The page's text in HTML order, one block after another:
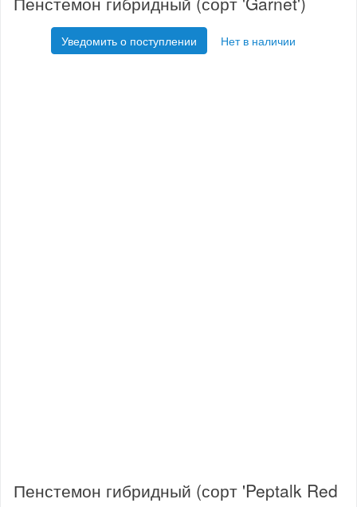
Уведомить о поступлении Нет в наличии
Пенстемон гибридный (сорт 'Peptalk Red